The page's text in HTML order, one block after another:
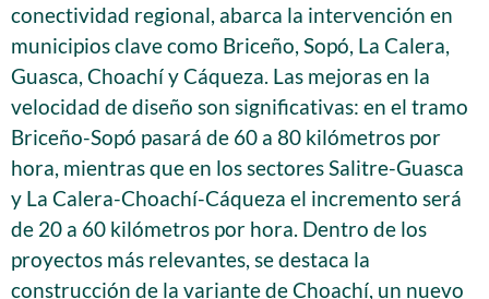
conectividad regional, abarca la intervención en
municipios clave como Briceño, Sopó, La Calera,
Guasca, Choachí y Cáqueza. Las mejoras en la
velocidad de diseño son significativas: en el tramo
Briceño-Sopó pasará de 60 a 80 kilómetros por
hora, mientras que en los sectores Salitre-Guasca
y La Calera-Choachí-Cáqueza el incremento será
de 20 a 60 kilómetros por hora. Dentro de los
proyectos más relevantes, se destaca la
construcción de la variante de Choachí, un nuevo